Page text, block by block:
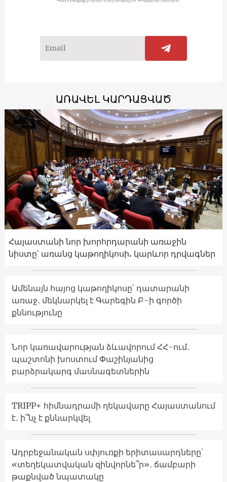
ԱՌԱՎԵԼ ԿԱՐԴԱՑՎԱԾ
Հայաստանի նոր խորհրդարանի առաջին
նիստը՝ առանց կաթողիկոսի. կարևոր դրվագներ
Ամենայն հայոց կաթողիկոսը՝ դատարանի
առաջ․ մեկնարկել է Գարեգին Բ-ի գործի
քննությունը
Նոր կառավարության ձևավորում ՀՀ-ում․
պաշտոնի խոստում Փաշինյանից
բարձրակարգ մասնագետներին
TRIPP+ հիմնադրամի ղեկավարը Հայաստանում
է․ ի՞նչ է քննարկվել
Ադրբեջանական սփյուռքի երիտասարդները՝
«տեղեկատվական զինվորնե՞ր»․ ճամբարի
թաքնված նպատակը